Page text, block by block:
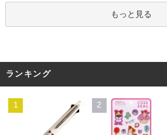
もっと見る
ランキング
1 2